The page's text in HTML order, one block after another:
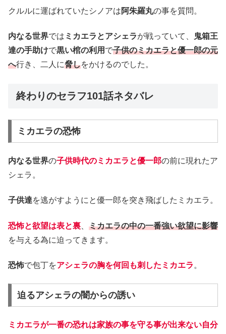
クルルに運ばれていたシノアは阿朱羅丸の事を質問。
内なる世界では ミカエラとアシェラが戦っていて、
鬼箱王
達の手助けで黒い棺の利用 で子供のミカエラと優一郎の元
へ行き、二人に脅しをかけるのでした。
終わりのセラフ101話ネタバレ
ミカエラの恐怖
内なる世界の子供時代のミカエラと優一郎の前に現れたア
シェラ。
子供達を逃がすようにと優一郎を突き飛ばしたミカエラ。
恐怖と欲望は表と裏
ミカエラの中の一番強い欲望に影響
を与える為に迫ってきます。
恐怖で包丁をアシェラの胸を何回も刺したミカエラ 。
迫るアシェラの闇からの誘い
ミカエラが一番の恐れは家族の事を守る事が出来ない自分